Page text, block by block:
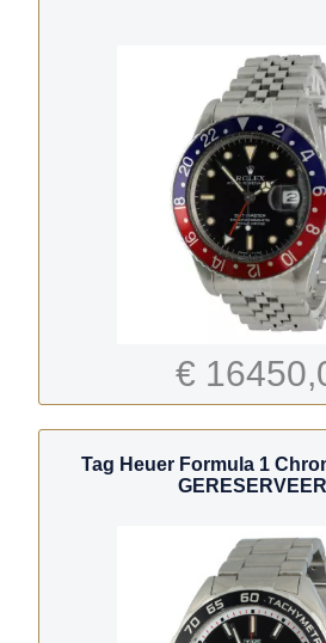
€
Tag Heuer Formula 1